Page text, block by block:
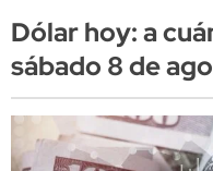
Dólar hoy: a
sábado 8 de